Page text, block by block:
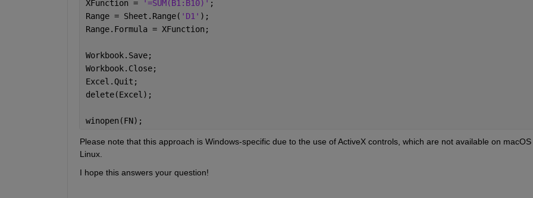
XFunction = '=SUM(B1:B10)' ;
Range = Sheet.Range( 'D1' );
Range.Formula = XFunction;
Workbook.Save;
Workbook.Close;
Excel.Quit;
delete(Excel);
winopen(FN);
Please note that this approach is Windows-specific due to the use of ActiveX controls, which are not available on macOS
Linux.
I hope this answers your question!